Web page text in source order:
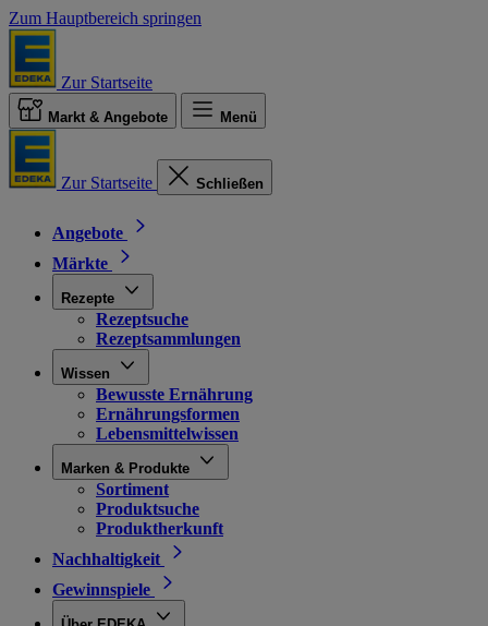
Zum Hauptbereich springen
Zur Startseite
Markt & Angebote Menü
Zur Startseite Schließen
Angebote
Märkte
Rezepte
Rezeptsuche
Rezeptsammlungen
Wissen
Bewusste Ernährung
Ernährungsformen
Lebensmittelwissen
Marken & Produkte
Sortiment
Produktsuche
Produktherkunft
Nachhaltigkeit
Gewinnspiele